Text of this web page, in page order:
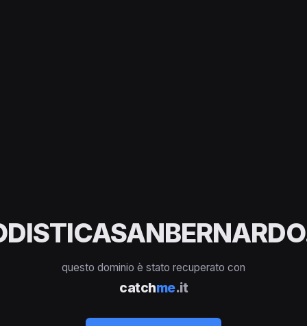
questo dominio è stato recuperato con
catchme.it